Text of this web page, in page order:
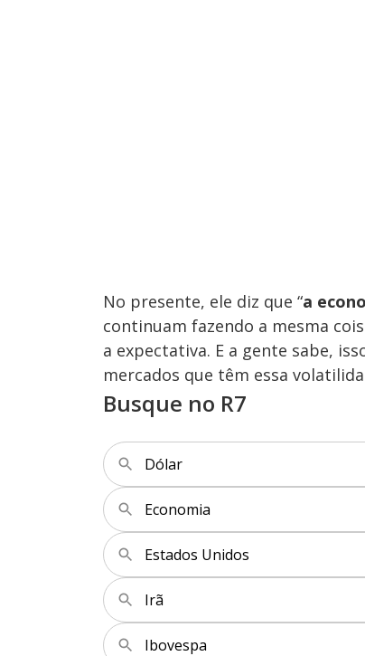
No presente, ele diz que “a
continuam fazendo a mesma
a expectativa. E a gente sabe,
mercados que têm essa
Busque no R7
Dólar
Economia
Estados Unidos
Irã
Ibovespa